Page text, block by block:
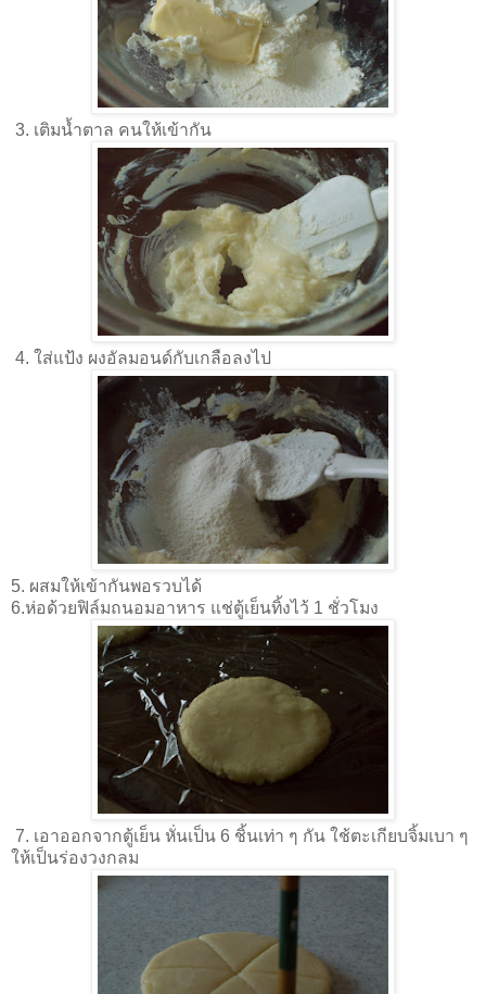
3. เติมนํ้าตาล คนให้เข้ากัน
4. ใส่แป้ง ผงอัลมอนด์กับเกลือลงไป
5. ผสมให้เข้ากันพอรวบได้
6.ห่อด้วยฟิล์มถนอมอาหาร แช่ตู้เย็นทิ้งไว้ 1 ชั่วโมง
7. เอาออกจากตู้เย็น หั่นเป็น 6 ชิ้นเท่า ๆ กัน ใช้ตะเกียบจิ้มเบา ๆ
ให้เป็นร่องวงกลม